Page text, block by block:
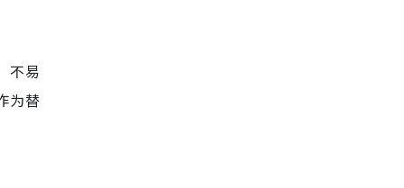
不易
为替